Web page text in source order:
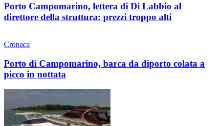
Porto Campomarino, lettera di Di Labbio al
direttore della struttura: prezzi troppo alti
Cronaca
Porto di Campomarino, barca da diporto colata a
picco in nottata